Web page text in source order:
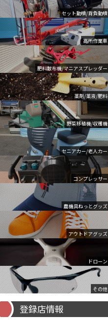
セット動噴/背負動噴
高所作業車
肥料散布機/マニアスプレッダー
薬剤/薬液/肥料
野菜移植機/収穫機
セニアカー/老人カー
コンプレッサー
農機具ねっとグッズ
アウトドアグッズ
ドローン
その他
登録店情報